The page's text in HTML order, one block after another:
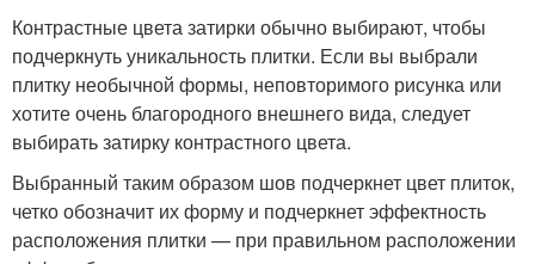
Контрастные цвета затирки обычно выбирают, чтобы
подчеркнуть уникальность плитки. Если вы выбрали
плитку необычной формы, неповторимого рисунка или
хотите очень благородного внешнего вида, следует
выбирать затирку контрастного цвета.
Выбранный таким образом шов подчеркнет цвет плиток,
четко обозначит их форму и подчеркнет эффектность
расположения плитки — при правильном расположении